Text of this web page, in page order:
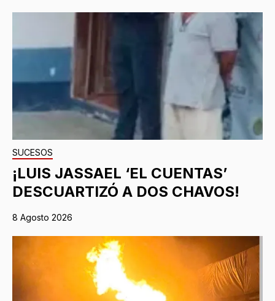
SUCESOS
¡LUIS JASSAEL ‘EL CUENTAS’
DESCUARTIZÓ A DOS CHAVOS!
8 Agosto 2026